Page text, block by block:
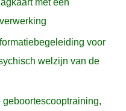
met een
voor
welzijn van de
geboortescooptraining,